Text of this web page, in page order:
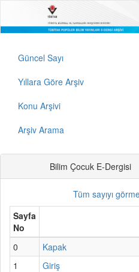
Güncel Sayı
Yıllara Göre Arşiv
Konu Arşivi
Arşiv Arama
Bilim Çocuk E-Dergisi
Tüm sayıyı
Sayfa
No
0
Kapak
1
Giriş